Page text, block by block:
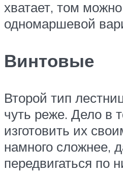
хватает, том
одномаршевой
Винтовые
Второй тип
чуть реже. Дело в
изготовить их
намного сложнее,
передвигаться по